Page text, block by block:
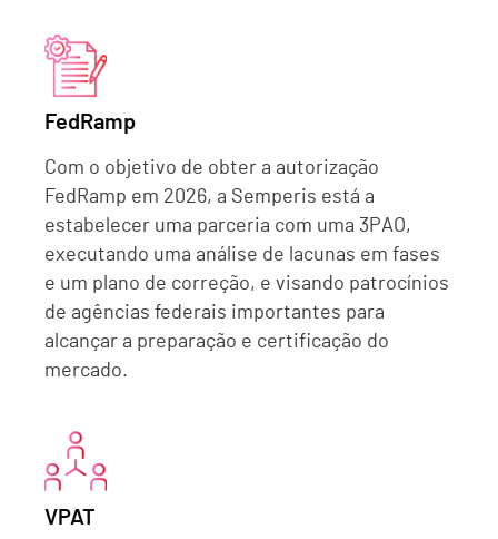
FedRamp
Com o objetivo de obter a autorização
FedRamp em 2026, a Semperis está a
estabelecer uma parceria com uma 3PAO,
executando uma análise de lacunas em fases
e um plano de correção, e visando patrocínios
de agências federais importantes para
alcançar a preparação e certificação do
mercado.
VPAT